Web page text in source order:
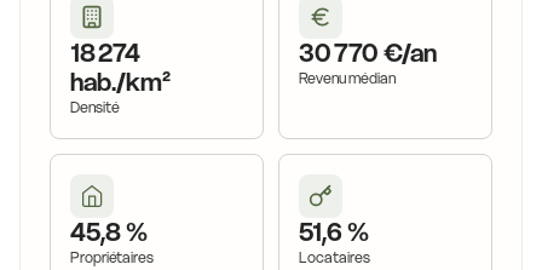
18 274
hab./km²
Densité
30 770 €/an
Revenu médian
45,8 %
Propriétaires
51,6 %
Locataires